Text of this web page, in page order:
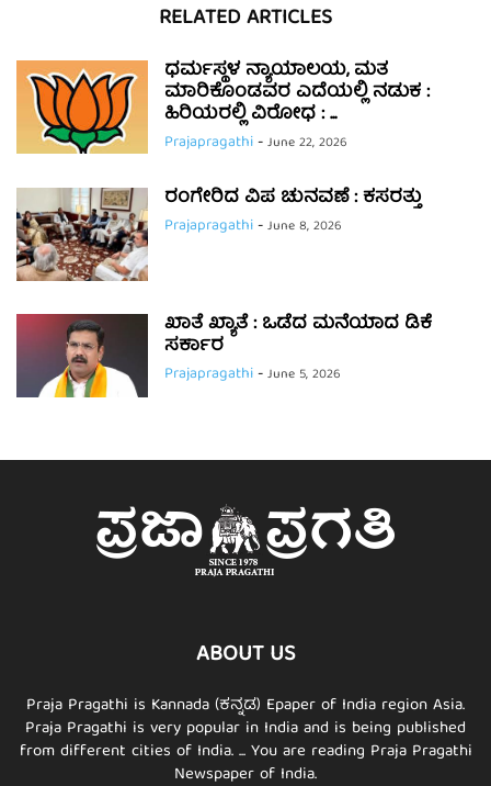
RELATED ARTICLES
ಧರ್ಮಸ್ಥಳ ನ್ಯಾಯಾಲಯ, ಮತ
ಮಾರಿಕೊಂಡವರ ಎದೆಯಲ್ಲಿ ನಡುಕ :
ಹಿರಿಯರಲ್ಲಿ ವಿರೋಧ : ...
Prajapragathi-June 22, 2026
ರಂಗೇರಿದ ವಿಪ ಚುನವಣೆ : ಕಸರತ್ತು
Prajapragathi-June 8, 2026
ಖಾತೆ ಖ್ಯಾತೆ : ಒಡೆದ ಮನೆಯಾದ ಡಿಕೆ
ಸರ್ಕಾರ
Prajapragathi-June 5, 2026
ABOUT US
Praja Pragathi is Kannada (ಕನ್ನಡ) Epaper of India region Asia.
Praja Pragathi is very popular in India and is being published
from different cities of India. ... You are reading Praja Pragathi
Newspaper of India.